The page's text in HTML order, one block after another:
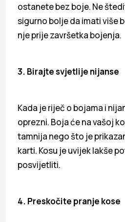
ostanete bez boje. Ne
sigurno bolje da imati više
nje prije završetka bojenja.
3. Birajte svjetlije nijanse
Kada je riječ o bojama i
oprezni. Boja će na vašoj
tamnija nego što je
karti. Kosu je uvijek lakše
posvijetliti.
4. Preskočite pranje kose